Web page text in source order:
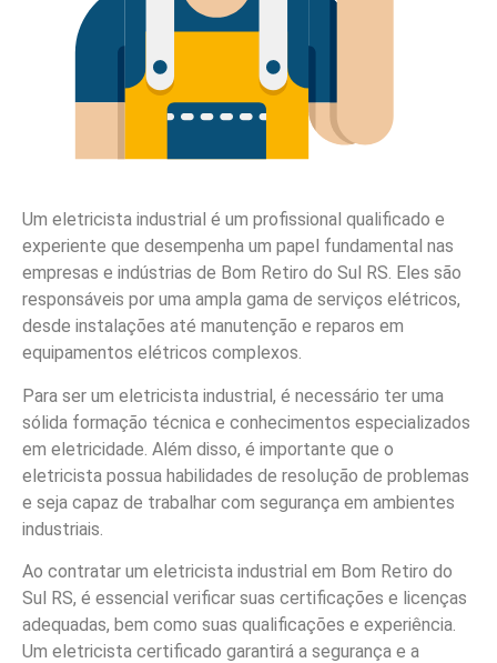
Um eletricista industrial é um profissional qualificado e
experiente que desempenha um papel fundamental nas
empresas e indústrias de Bom Retiro do Sul RS. Eles são
responsáveis por uma ampla gama de serviços elétricos,
desde instalações até manutenção e reparos em
equipamentos elétricos complexos.
Para ser um eletricista industrial, é necessário ter uma
sólida formação técnica e conhecimentos especializados
em eletricidade. Além disso, é importante que o
eletricista possua habilidades de resolução de problemas
e seja capaz de trabalhar com segurança em ambientes
industriais.
Ao contratar um eletricista industrial em Bom Retiro do
Sul RS, é essencial verificar suas certificações e licenças
adequadas, bem como suas qualificações e experiência.
Um eletricista certificado garantirá a segurança e a